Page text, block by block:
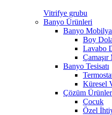
Vitrifye grubu
Banyo Ürünleri
Banyo
Boy
Lavabo
Banyo Tesisatı
Küresel
Çözüm
Çocuk
Özel